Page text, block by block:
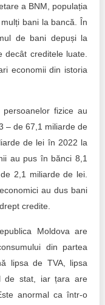
a BNM, populația
bani la bancă. În
de bani depuși la
creditele luate.
economii din istoria
fizice au
– de 67,1 miliarde de
de lei în 2022 la
au pus în bănci 8,1
2,1 miliarde de lei.
au dus bani
credite.
Moldova are
din partea
lipsa de TVA, lipsa
de stat, iar țara are
anormal ca într-o